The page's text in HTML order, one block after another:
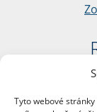
Tyto webové